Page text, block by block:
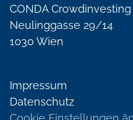
CONDA
Neulinggasse 29/14
1030 Wien
Impressum
Datenschutz